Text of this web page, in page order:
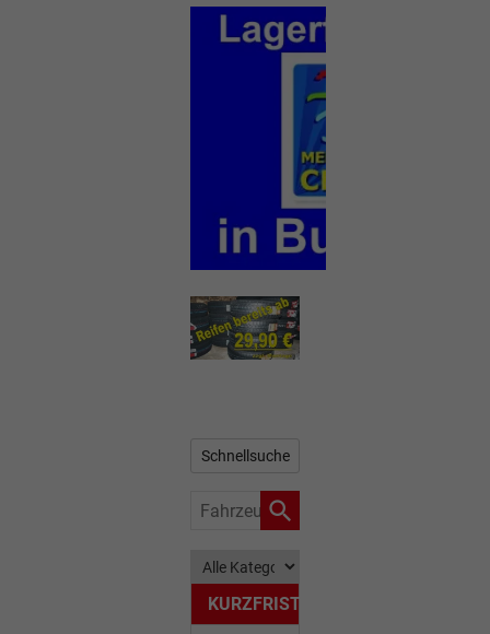
Schnellsuche
Fahrzeugnr.
KURZFRISTIG